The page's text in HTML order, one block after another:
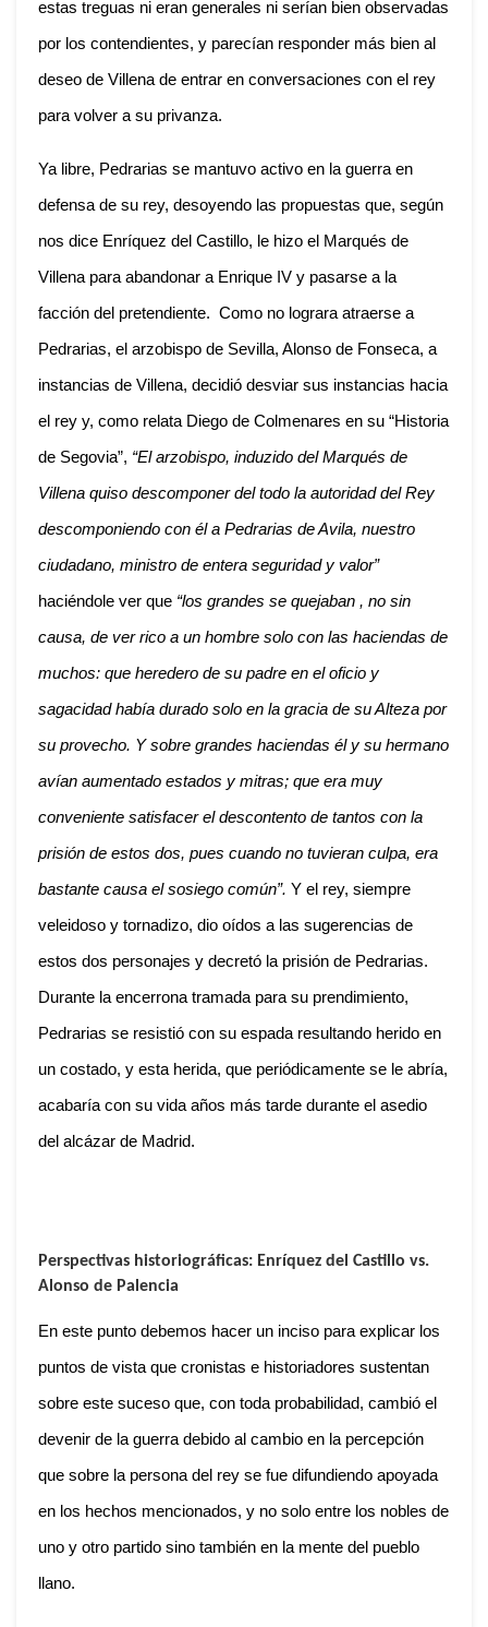
estas treguas ni eran generales ni serían bien observadas
por los contendientes, y parecían responder más bien al
deseo de Villena de entrar en conversaciones con el rey
para volver a su privanza.
Ya libre, Pedrarias se mantuvo activo en la guerra en
defensa de su rey, desoyendo las propuestas que, según
nos dice Enríquez del Castillo, le hizo el Marqués de
Villena para abandonar a Enrique IV y pasarse a la
facción del pretendiente. Como no lograra atraerse a
Pedrarias, el arzobispo de Sevilla, Alonso de Fonseca, a
instancias de Villena, decidió desviar sus instancias hacia
el rey y, como relata Diego de Colmenares en su “Historia
de Segovia”, “El arzobispo, induzido del Marqués de
Villena quiso descomponer del todo la autoridad del Rey
descomponiendo con él a Pedrarias de Avila, nuestro
ciudadano, ministro de entera seguridad y valor”
haciéndole ver que “los grandes se quejaban , no sin
causa, de ver rico a un hombre solo con las haciendas de
muchos: que heredero de su padre en el oficio y
sagacidad había durado solo en la gracia de su Alteza por
su provecho. Y sobre grandes haciendas él y su hermano
avían aumentado estados y mitras; que era muy
conveniente satisfacer el descontento de tantos con la
prisión de estos dos, pues cuando no tuvieran culpa, era
bastante causa el sosiego común”. Y el rey, siempre
veleidoso y tornadizo, dio oídos a las sugerencias de
estos dos personajes y decretó la prisión de Pedrarias.
Durante la encerrona tramada para su prendimiento,
Pedrarias se resistió con su espada resultando herido en
un costado, y esta herida, que periódicamente se le abría,
acabaría con su vida años más tarde durante el asedio
del alcázar de Madrid.
Perspectivas historiográficas: Enríquez del Castillo vs.
Alonso de Palencia
En este punto debemos hacer un inciso para explicar los
puntos de vista que cronistas e historiadores sustentan
sobre este suceso que, con toda probabilidad, cambió el
devenir de la guerra debido al cambio en la percepción
que sobre la persona del rey se fue difundiendo apoyada
en los hechos mencionados, y no solo entre los nobles de
uno y otro partido sino también en la mente del pueblo
llano.